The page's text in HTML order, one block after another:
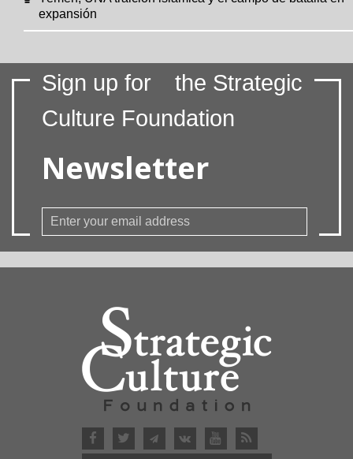
expansión
Sign up for
the Strategic
Culture Foundation
Newsletter